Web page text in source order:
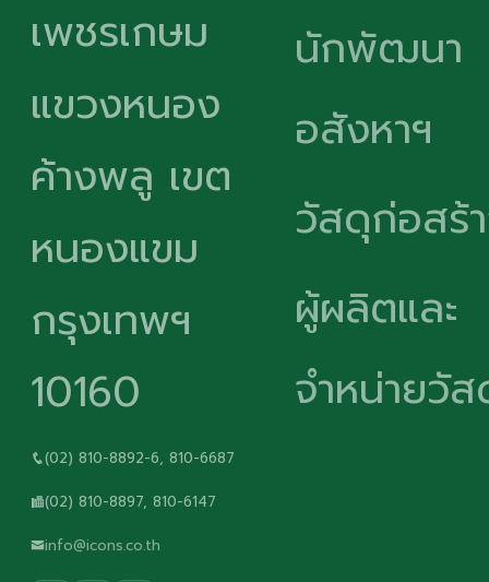
เพชรเกษม
แขวงหนอง
ค้างพลู เขต
หนองแขม
กรุงเทพฯ
10160
(02) 810-8892-6, 810-6687
(02) 810-8897, 810-6147
info@icons.co.th
นักพัฒนา
อสังหาฯ
วัสดุก่อสร้
ผู้ผลิตและ
จำหน่ายวั